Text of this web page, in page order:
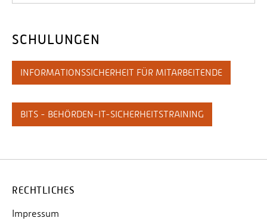
SCHULUNGEN
INFORMATIONSSICHERHEIT FÜR MITARBEITENDE
BITS - BEHÖRDEN-IT-SICHERHEITSTRAINING
RECHTLICHES
Impressum